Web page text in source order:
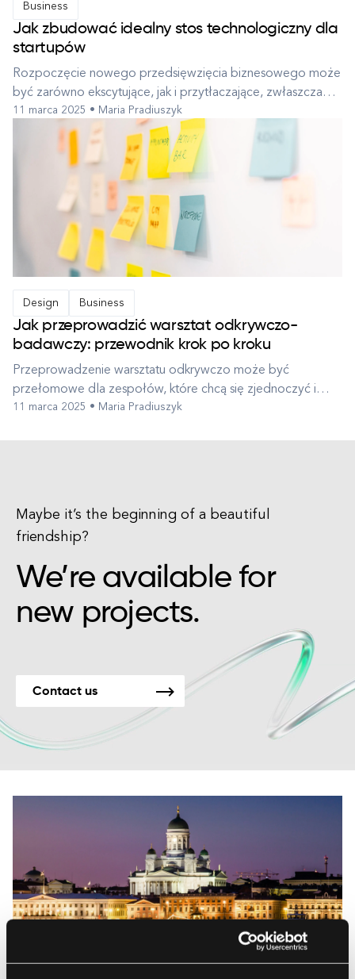
Business
Jak zbudować idealny stos technologiczny dla
startupów
Rozpoczęcie nowego przedsięwzięcia biznesowego może
być zarówno ekscytujące, jak i przytłaczające, zwłaszcza
gdy chodzi o wybór odpowiedniego stosu
technologicznego dla startupów. Dobrze dobrany stos
technologiczny dla startupu może uprościć operacje,
zwiększyć produktywność i otworzyć drogę do skal...
11 marca 2025 • Maria Pradiuszyk
Design Business
Jak przeprowadzić warsztat odkrywczo-
badawczy: przewodnik krok po kroku
Przeprowadzenie warsztatu odkrywczo może być
przełomowe dla zespołów, które chcą się zjednoczyć i
uprościć planowanie projektów. Bez względu na to, czy
11 marca 2025 • Maria Pradiuszyk
Maybe it’s the beginning of a beautiful
friendship?
We’re available for
new projects.
Contact us